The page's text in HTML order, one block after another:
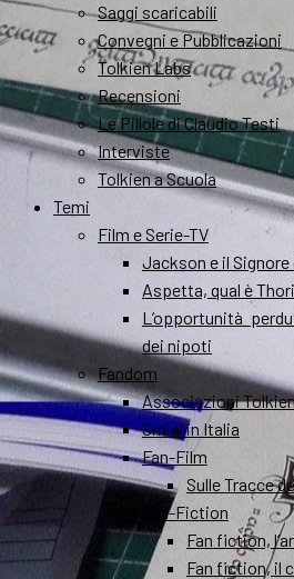
Saggi scaricabili
Convegni e Pubblicazioni
Tolkien Labs
Recensioni
Le Pillole di Claudio Testi
Interviste
Tolkien a Scuola
Temi
Film e Serie-TV
Jackson e il Signore
Aspetta, qual è
L’opportunità
dei nipoti
Fandom
Associazioni
Smial in Italia
Fan-Film
Sulle Tracce
Fan-Fiction
Fan fiction,
Fan fiction, il